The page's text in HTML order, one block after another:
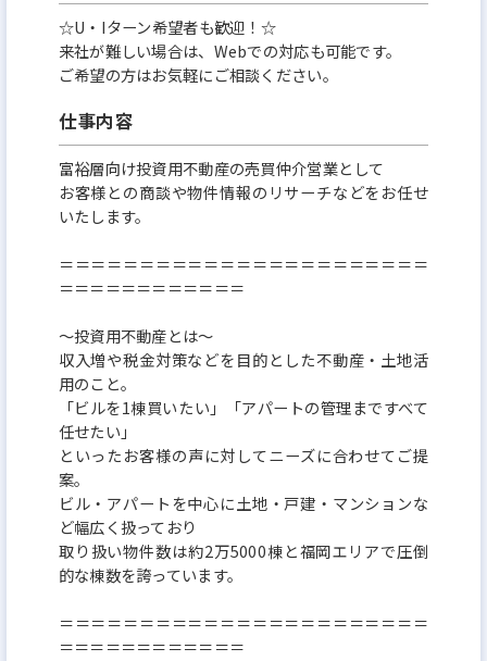
負担が無いので休日はもちろん、平日は軽快に帰宅
仕事終わりの時間を有意義に使うことができます。
また、プライベートを良くするには収入もポイン
当社では20代から高収入を得られることも魅力のひ
その秘密は、会社がメンバーの活躍をしっかり見て
本人が頑張った分しっかりと正当に評価し、利益を
還元しているから。
年功序列ではないので頑張るほど収入UPを見込め
上司よりも収入を得られるなんてことも。
収入が大きく増えることで欲しいものを我慢せずに
買えるなど
生活水準を上げられるだけでなく
☆U・Iターン希望者も歓迎！☆
来社が難しい場合は、Webでの対応も可能です。
ご希望の方はお気軽にご相談ください。
仕事内容
富裕層向け投資用不動産の売買仲介営業として
お客様との商談や物件情報のリサーチなどをお任せ
いたします。
＝＝＝＝＝＝＝＝＝＝＝＝＝＝＝＝＝＝＝＝＝＝＝
＝＝＝＝＝＝＝＝＝＝＝＝
～投資用不動産とは～
収入増や税金対策などを目的とした不動産・土地活
用のこと。
「ビルを1棟買いたい」「アパートの管理まですべて
任せたい」
といったお客様の声に対してニーズに合わせてご提
案。
ビル・アパートを中心に土地・戸建・マンションな
ど幅広く扱っており
取り扱い物件数は約2万5000棟と福岡エリアで圧倒
的な棟数を誇っています。
＝＝＝＝＝＝＝＝＝＝＝＝＝＝＝＝＝＝＝＝＝＝＝
＝＝＝＝＝＝＝＝＝＝＝＝